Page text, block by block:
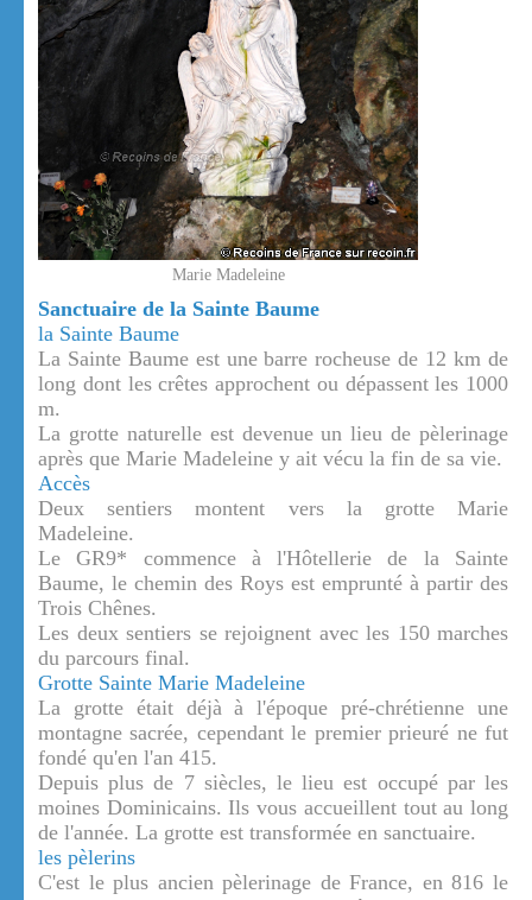
Marie Madeleine
Sanctuaire de la Sainte Baume
la Sainte Baume
La Sainte Baume est une barre rocheuse de 12 km de
long dont les crêtes approchent ou dépassent les 1000
m.
La grotte naturelle est devenue un lieu de pèlerinage
après que Marie Madeleine y ait vécu la fin de sa vie.
Accès
Deux sentiers montent vers la grotte Marie
Madeleine.
Le GR9* commence à l'Hôtellerie de la Sainte
Baume, le chemin des Roys est emprunté à partir des
Trois Chênes.
Les deux sentiers se rejoignent avec les 150 marches
du parcours final.
Grotte Sainte Marie Madeleine
La grotte était déjà à l'époque pré-chrétienne une
montagne sacrée, cependant le premier prieuré ne fut
fondé qu'en l'an 415.
Depuis plus de 7 siècles, le lieu est occupé par les
moines Dominicains. Ils vous accueillent tout au long
de l'année. La grotte est transformée en sanctuaire.
les pèlerins
C'est le plus ancien pèlerinage de France, en 816 le